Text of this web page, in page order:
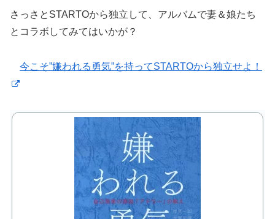
さっさとSTARTOから独立して、アルバムで妻＆娘たち
とコラボしてみてはいかが？
今こそ”嫌われる勇気”を持ってSTARTOから独立せよ！